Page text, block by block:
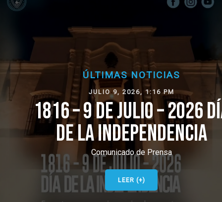
ÚLTIMAS NOTICIAS
JULIO 9, 2026, 1:16 PM
1816 – 9 DE JULIO – 2026 DÍA
DE LA INDEPENDENCIA
Comunicado de Prensa
LEER (+)